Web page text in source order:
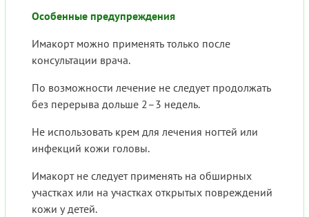
Особенные предупреждения
Имакорт можно применять только после
консультации врача.
По возможности лечение не следует продолжать
без перерыва дольше 2–3 недель.
Не использовать крем для лечения ногтей или
инфекций кожи головы.
Имакорт не следует применять на обширных
участках или на участках открытых повреждений
кожи у детей.